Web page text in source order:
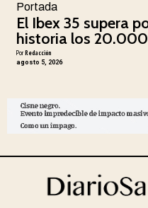
Portada
El Ibex 35 supera
historia los
PorRedacción
agosto 5, 2026